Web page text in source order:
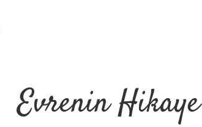
Evrenin